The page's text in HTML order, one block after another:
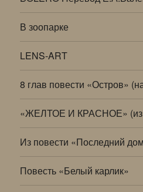
В зоопарке
LENS-ART
8 глав повести «Остров»
«ЖЕЛТОЕ И КРАСНОЕ» (из
Из повести «Последний
Повесть «Белый карлик»